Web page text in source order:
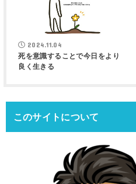
2024.11.04
死を意識することで今日をより
良く生きる
このサイトについて